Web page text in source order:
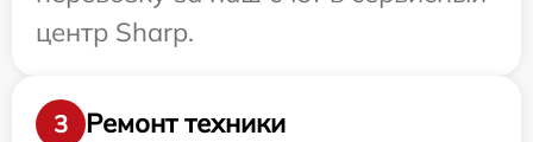
центр Sharp.
3
Ремонт техники